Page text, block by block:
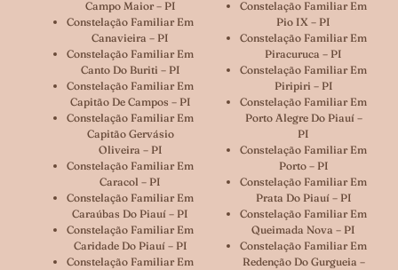
Campo Maior – PI
Constelação Familiar Em
Canavieira – PI
Constelação Familiar Em
Canto Do Buriti – PI
Constelação Familiar Em
Capitão De Campos – PI
Constelação Familiar Em
Capitão Gervásio
Oliveira – PI
Constelação Familiar Em
Caracol – PI
Constelação Familiar Em
Caraúbas Do Piauí – PI
Constelação Familiar Em
Caridade Do Piauí – PI
Constelação Familiar Em
Constelação Familiar Em
Pio IX – PI
Constelação Familiar Em
Piracuruca – PI
Constelação Familiar Em
Piripiri – PI
Constelação Familiar Em
Porto Alegre Do Piauí –
PI
Constelação Familiar Em
Porto – PI
Constelação Familiar Em
Prata Do Piauí – PI
Constelação Familiar Em
Queimada Nova – PI
Constelação Familiar Em
Redenção Do Gurgueia –